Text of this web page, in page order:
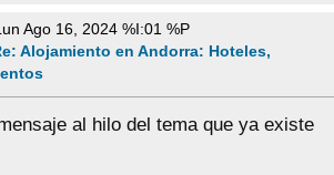
Ago 16, 2024 %I:01 %P
Alojamiento en Andorra: Hoteles,
al hilo del tema que ya existe